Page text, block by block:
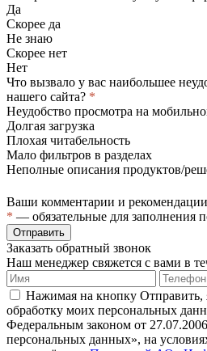
Да
Скорее да
Не знаю
Скорее нет
Нет
Что вызвало у вас наибольшее
нашего сайта? *
Неудобство просмотра на
Долгая загрузка
Плохая читабельность
Мало фильтров в разделах
Неполные описания продуктов/
Ваши комментарии и рекомендации
* — обязательные для заполнения
Отправить
Заказать обратный звонок
Наш менеджер свяжется с вами в
Нажимая на кнопку Отправить,
обработку моих персональных
Федеральным законом от
персональных данных», на